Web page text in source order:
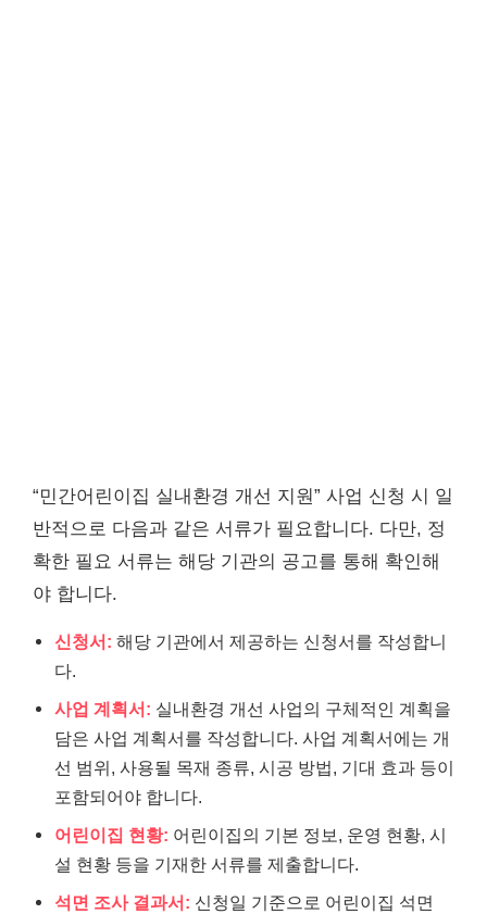
“민간어린이집 실내환경 개선 지원” 사업 신청 시 일
반적으로 다음과 같은 서류가 필요합니다. 다만, 정
확한 필요 서류는 해당 기관의 공고를 통해 확인해
야 합니다.
신청서: 해당 기관에서 제공하는 신청서를 작성합니
다.
사업 계획서: 실내환경 개선 사업의 구체적인 계획을
담은 사업 계획서를 작성합니다. 사업 계획서에는 개
선 범위, 사용될 목재 종류, 시공 방법, 기대 효과 등이
포함되어야 합니다.
어린이집 현황: 어린이집의 기본 정보, 운영 현황, 시
설 현황 등을 기재한 서류를 제출합니다.
석면 조사 결과서: 신청일 기준으로 어린이집 석면